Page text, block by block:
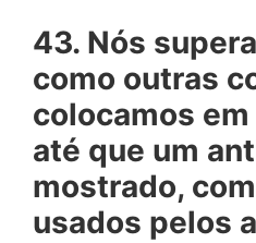
43. Nós
como outras
colocamos
até que um
mostrado,
usados ​​pelos